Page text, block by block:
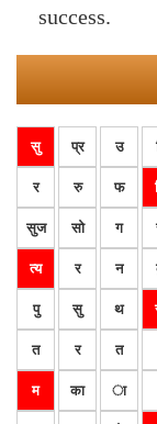
success.
सु प्र उ
र रु फ
सुज सो ग
त्य र न
पु सु थ
त र त
म का ा